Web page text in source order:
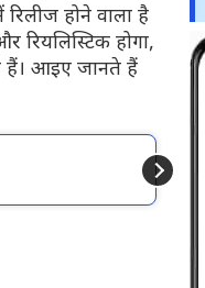
होने वाला है
होगा,
हैं। आइए जानते हैं
ही नए फीचर रोलआउट करने
बता दें इसके बाद ग्रुप चैट्स करना